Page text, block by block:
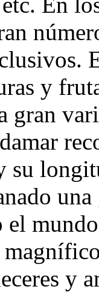
y
gran
su
el
y